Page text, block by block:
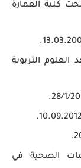
كلية العمارة
العلوم التربوية
الصحية في